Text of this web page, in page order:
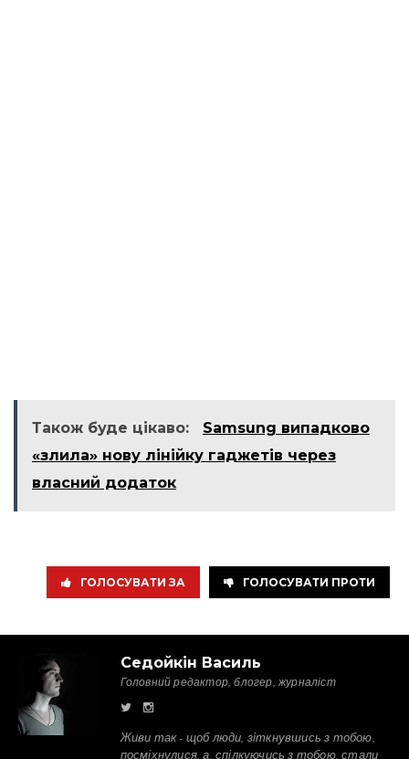
Також буде цікаво:
Samsung випадково
«злила» нову лінійку гаджетів через
власний додаток
ГОЛОСУВАТИ ЗА ГОЛОСУВАТИ ПРОТИ
Седойкін Василь
Головний редактор, блогер, журналіст
Живи так - щоб люди, зіткнувшись з тобою,
посміхнулися, а, спілкуючись з тобою, стали